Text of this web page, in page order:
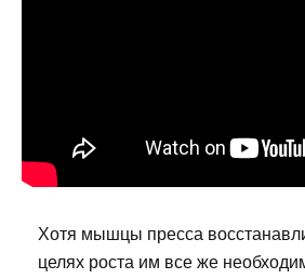
Хотя мышцы пресса
целях роста им все же